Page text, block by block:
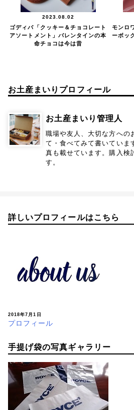
2023.08.02
ゴディバ「クッキー＆チョコレート
アソートメント」バレンタインの本
命チョコは今は昔
モンロ
ーボッ
お土産まいりプロフィール
お土産まいり管理人
職場や友人、大切な方への
て・食べてみて書いていま
真も載せています。購入検
す。
詳しいプロフィールはこちら
2018年7月1日
プロフィール
手提げ袋の写真ギャラリー